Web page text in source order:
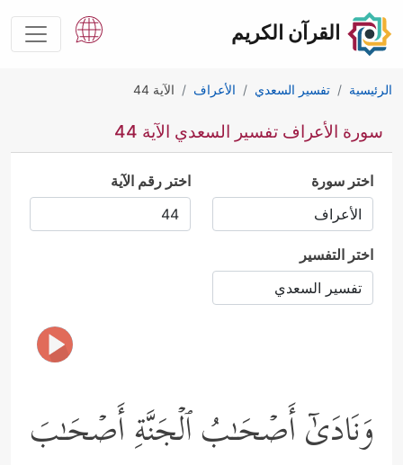
القرآن الكريم
الرئيسية تفسير السعدي الأعراف الآية 44
سورة الأعراف تفسير السعدي الآية 44
اختر سورة اختر رقم الآية
اختر التفسير
وَنَادَىٰۤ أَصۡحَـٰبُ ٱلۡجَنَّةِ أَصۡحَـٰبَ